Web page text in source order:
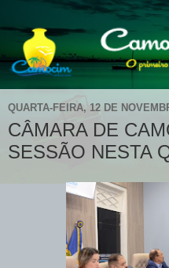
QUARTA-FEIRA, 12 DE
CÂMARA DE
SESSÃO NESTA